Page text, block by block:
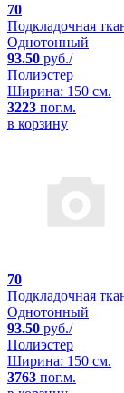
70
Подкладочная
Однотонный
93.50 руб./
Полиэстер
Ширина: 150 см.
3223 пог.м.
в корзину
70
Подкладочная
Однотонный
93.50 руб./
Полиэстер
Ширина: 150 см.
3763 пог.м.